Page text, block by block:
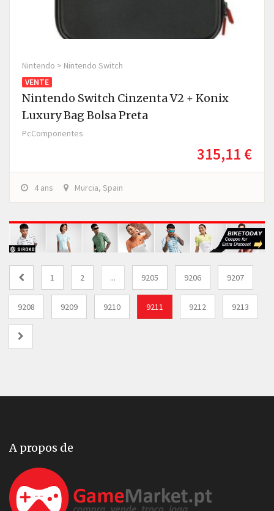
Nintendo > Nintendo Switch
VENTE
Nintendo Switch Cinzenta V2 + Konix
Luxury Bag Bolsa Preta
PcComponentes
315,11 €
4 ans Murcia, Spain
1 2 ... 9205 9206 9207
9208 9209 9210 9211 9212 9213
A propos de